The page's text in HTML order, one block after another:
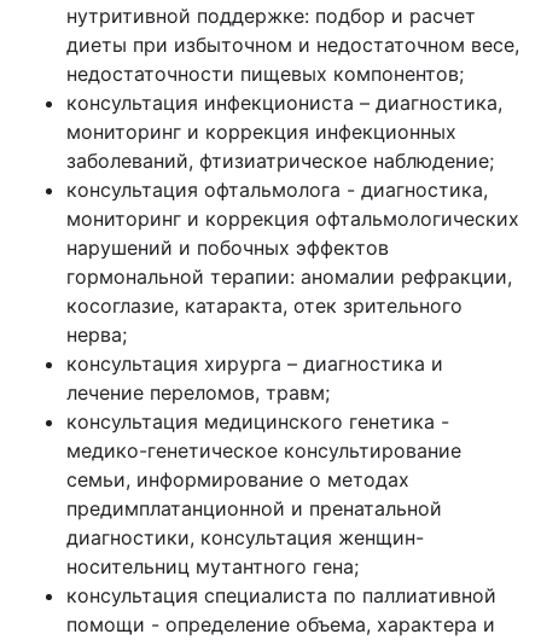
нутритивной поддержке: подбор и расчет
диеты при избыточном и недостаточном весе,
недостаточности пищевых компонентов;
консультация инфекциониста – диагностика,
мониторинг и коррекция инфекционных
заболеваний, фтизиатрическое наблюдение;
консультация офтальмолога - диагностика,
мониторинг и коррекция офтальмологических
нарушений и побочных эффектов
гормональной терапии: аномалии рефракции,
косоглазие, катаракта, отек зрительного
нерва;
консультация хирурга – диагностика и
лечение переломов, травм;
консультация медицинского генетика -
медико-генетическое консультирование
семьи, информирование о методах
предимплатанционной и пренатальной
диагностики, консультация женщин-
носительниц мутантного гена;
консультация специалиста по паллиативной
помощи - определение объема, характера и